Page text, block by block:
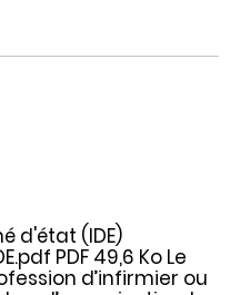
d'état (IDE)
PDF 49,6 Ko Le
d’infirmier ou